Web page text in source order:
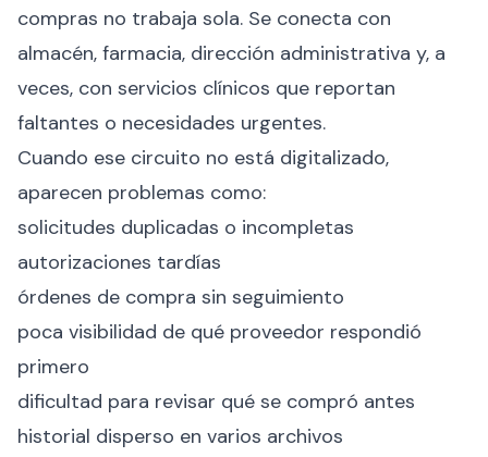
compras no trabaja sola. Se conecta con
almacén, farmacia, dirección administrativa y, a
veces, con servicios clínicos que reportan
faltantes o necesidades urgentes.
Cuando ese circuito no está digitalizado,
aparecen problemas como:
solicitudes duplicadas o incompletas
autorizaciones tardías
órdenes de compra sin seguimiento
poca visibilidad de qué proveedor respondió
primero
dificultad para revisar qué se compró antes
historial disperso en varios archivos